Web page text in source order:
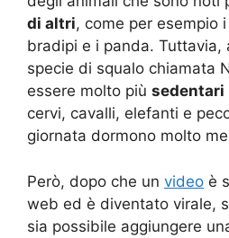
di altri, come per esempio
bradipi e i panda. Tuttavia,
specie di squalo chiamata
essere molto più sedentari
cervi, cavalli, elefanti e
giornata dormono molto
Però, dopo che un video è
web ed è diventato virale,
sia possibile aggiungere